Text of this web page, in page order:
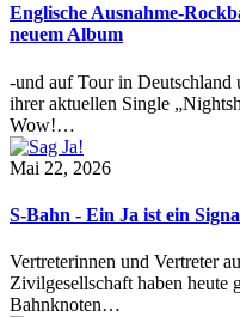
Englische Ausnahme-
neuem Album
-und auf Tour in Deutschland
ihrer aktuellen Single
Wow!…
Mai 22, 2026
S-Bahn - Ein Ja ist ein
Vertreterinnen und Vertreter
Zivilgesellschaft haben heute
Bahnknoten…